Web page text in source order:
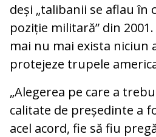
deși „talibanii se aflau în
poziție militară” din
mai nu mai exista niciun
protejeze trupele
„Alegerea pe care a
calitate de președinte a
acel acord, fie să fiu